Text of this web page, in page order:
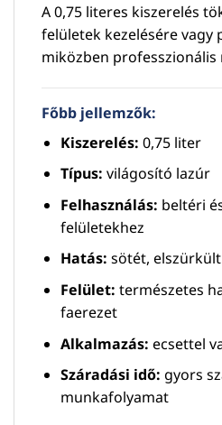
A 0,75 literes kiszerelés
felületek kezelésére vagy
miközben
Főbb jellemzők:
Kiszerelés: 0,75 liter
Típus: világosító lazúr
Felhasználás: beltéri
felületekhez
Hatás: sötét,
Felület: természetes
faerezet
Alkalmazás: ecsettel
Száradási idő: gyors
munkafolyamat